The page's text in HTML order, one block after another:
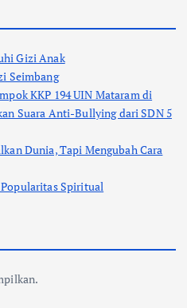
Gizi Anak
Seimbang
KKP 194 UIN Mataram di
Suara Anti-Bullying dari SDN 5
Dunia, Tapi Mengubah Cara
Spiritual